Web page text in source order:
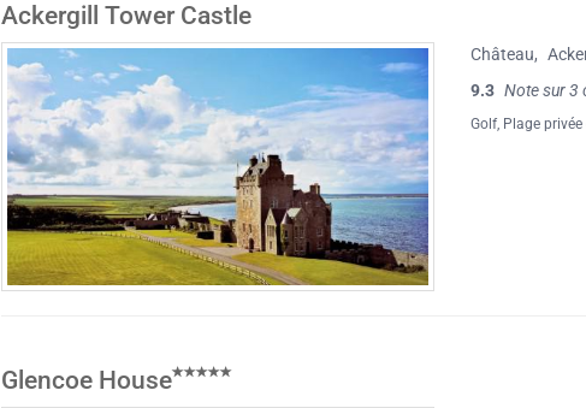
Ackergill Tower Castle
Château,
9.3 Note sur 3
Golf, Plage
Glencoe House